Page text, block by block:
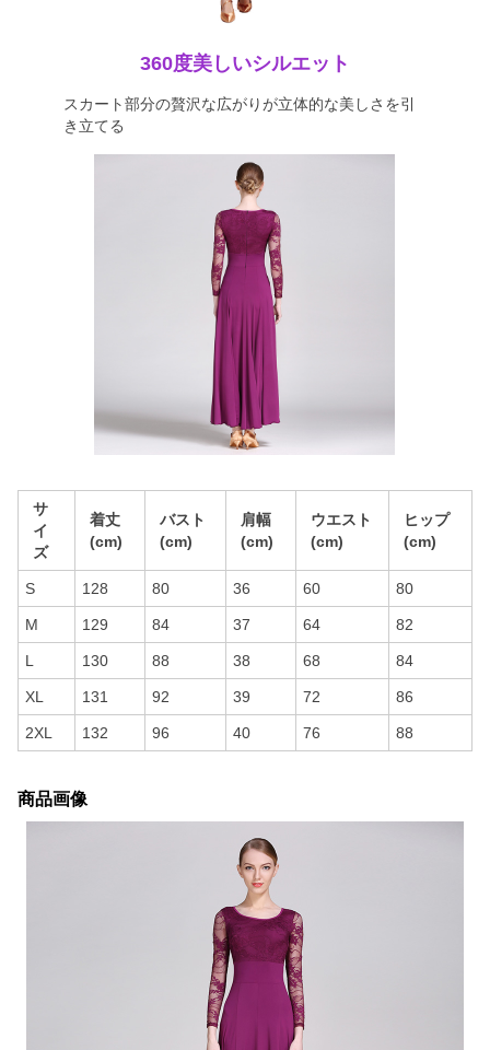
360度美しいシルエット
スカート部分の贅沢な広がりが立体的な美しさを引
き立てる
サ
イ
ズ
着丈
(cm)
バスト
(cm)
肩幅
(cm)
ウエスト
(cm)
ヒップ
(cm)
S 128 80 36 60 80
M 129 84 37 64 82
L 130 88 38 68 84
XL 131 92 39 72 86
2XL 132 96 40 76 88
商品画像